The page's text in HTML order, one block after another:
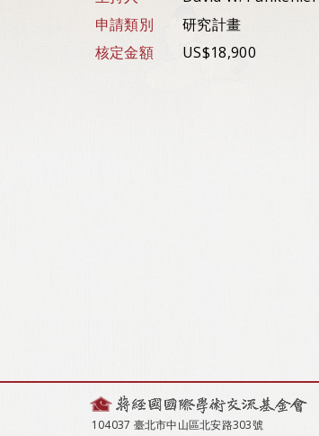
申請類別
研究計畫
核定金額
US$18,900
104037 臺北市中山區北安路303號